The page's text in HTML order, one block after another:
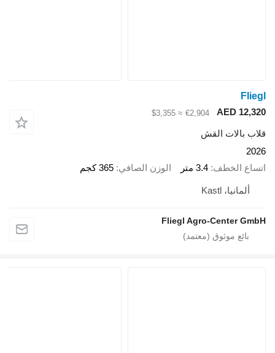
Fliegl
AED 12,320
€2,904
≈ $3,355
قلاب بالات القش
2026
اتساع الخطف 3.4 متر الوزن الصافي 365 كجم
ألمانيا، Kastl
Fliegl Agro-Center GmbH